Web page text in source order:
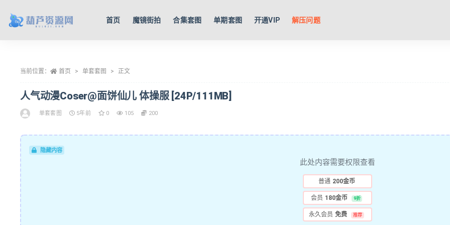
首页 魔镜街拍 合集套图 单期套图 开通VIP 解压问题
当前位置： 首页 单套套图 正文
人气动漫Coser@面饼仙儿 体操服 [24P/111MB]
单套套图 5年前 0 105 200
隐藏内容
此处内容需要权限查看
普通 200金币
会员 180金币 9折
永久会员 免费 推荐
全部